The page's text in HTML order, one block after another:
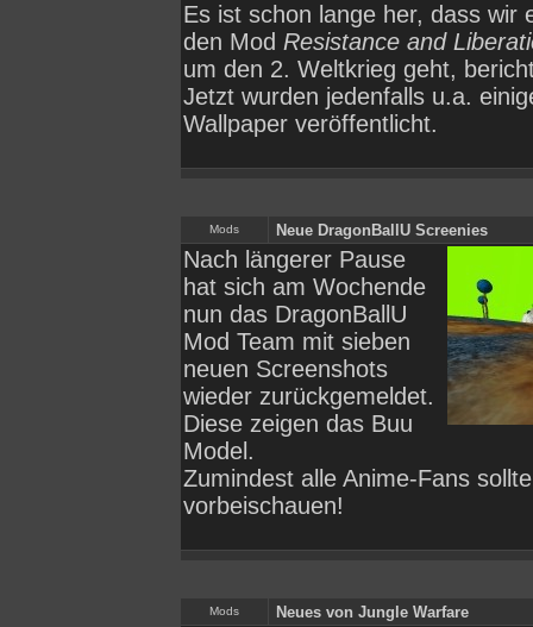
Es ist schon lange her, dass wir
den Mod Resistance and
um den 2. Weltkrieg geht,
Jetzt wurden jedenfalls u.a.
Wallpaper veröffentlicht.
Mods Neue DragonBallU Screenies
Nach längerer Pause
hat sich am Wochende
nun das DragonBallU
Mod Team mit sieben
neuen Screenshots
wieder zurückgemeldet.
Diese zeigen das Buu
Model.
Zumindest alle Anime-Fans
vorbeischauen!
Mods Neues von Jungle Warfare